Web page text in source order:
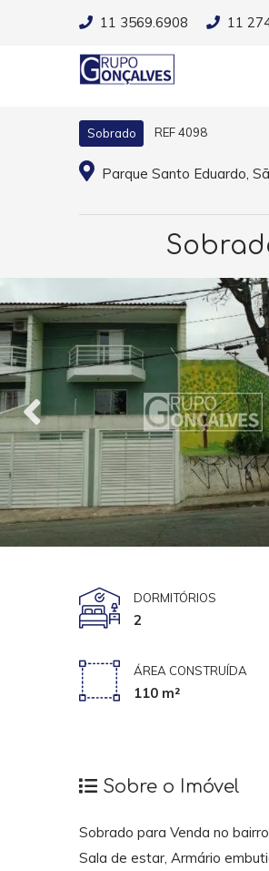
11 3569.6908 11
Sobrado REF 4098
Parque Santo Eduardo,
DORMITÓRIOS
2
ÁREA CONSTRUÍDA
110 m²
Sobre o Imóvel
Sobrado para Venda no
Sala de estar, Armário